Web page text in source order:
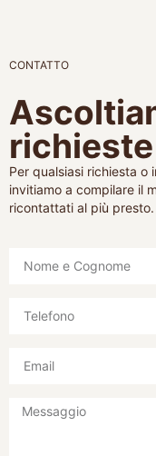
CONTATTO
richieste
Per qualsiasi richiesta o
invitiamo a compilare il
ricontattati al più presto.